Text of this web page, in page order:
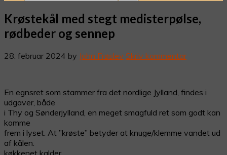
Krøstekål med stegt medisterpølse,
rødbeder og sennep
28. februar 2024 by John Frøslev Skriv kommentar
En egnsret som stammer fra det nordlige Jylland, findes i
udgaver, både
i Thy og Sønderjylland, en meget smagfuld ret som godt kan
komme
frem i lyset. At ”krøste” betyder at knuge/klemme vandet ud
af kålen.
køkkenet kalder